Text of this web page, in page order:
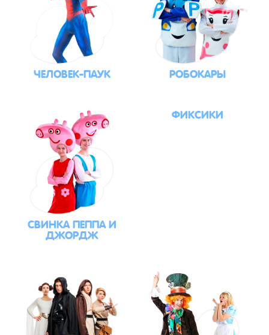
ЧЕЛОВЕК-ПАУК РОБОКАРЫ
СВИНКА ПЕППА И
ДЖОРДЖ
ФИКСИКИ